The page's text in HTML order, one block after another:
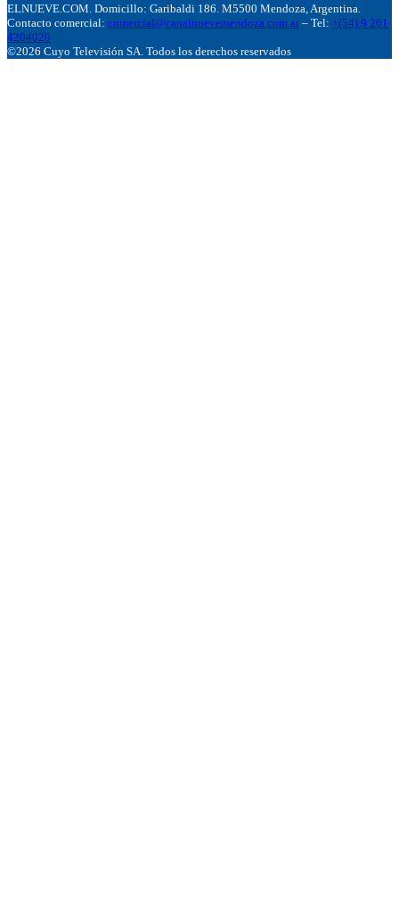
ELNUEVE.COM. Domicillo: Garibaldi 186. M5500 Mendoza, Argentina.
Contacto comercial: comercial@canalnuevemendoza.com.ar – Tel: +(54) 9 261
4204020
©2026 Cuyo Televisión SA. Todos los derechos reservados